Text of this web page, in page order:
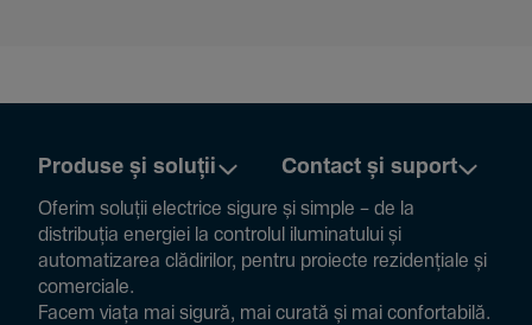
Produse și soluții Contact și suport
Oferim soluții electrice sigure și simple – de la
distribuția energiei la controlul ilumi­na­tului și
auto­ma­ti­zarea clădi­rilor, pentru proiecte rezi­den­țiale și
comer­ciale.
Facem viața mai sigură, mai curată și mai confor­ta­bilă.